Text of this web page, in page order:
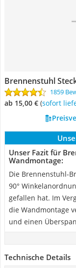
Brennenstuhl
1859
ab 15,00 € ( Sofort
Unser Fazit für
Wandmontage:
Die Brennenstuhl-
90°
gefallen hat. Im
die Wandmontage
und einen
Technische Details